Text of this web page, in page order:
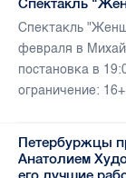
Спектакль
Спектакль
февраля в
постановка в
ограничение:
Петербуржцы
Анатолием